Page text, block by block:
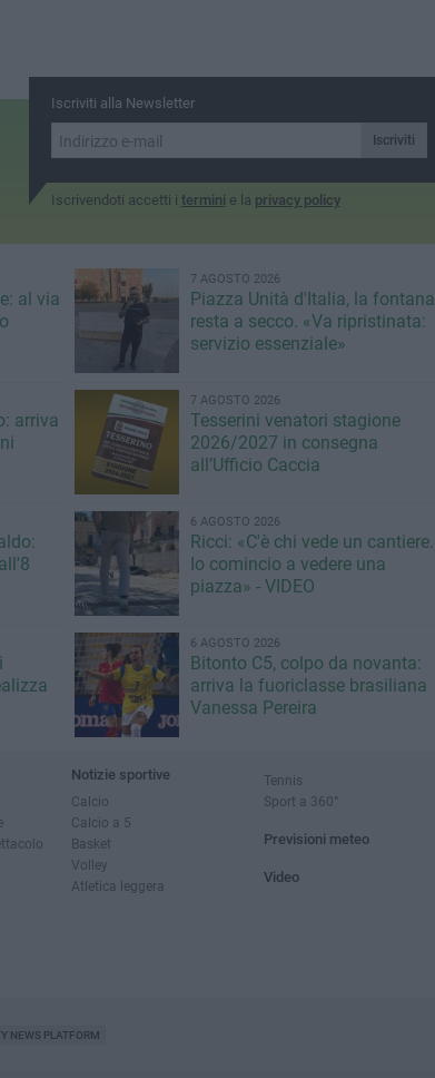
Iscriviti alla Newsletter
Iscriviti
Iscrivendoti accetti i termini e la privacy policy
al via
7 AGOSTO 2026
Piazza Unità d'Italia, la fontana
resta a secco. «Va ripristinata:
servizio essenziale»
arriva
7 AGOSTO 2026
Tesserini venatori stagione
2026/2027 in consegna
all’Ufficio Caccia
6 AGOSTO 2026
Ricci: «C'è chi vede un cantiere.
Io comincio a vedere una
piazza» - VIDEO
6 AGOSTO 2026
Bitonto C5, colpo da novanta:
arriva la fuoriclasse brasiliana
Vanessa Pereira
Notizie sportive
Calcio
Calcio a 5
Basket
Volley
Atletica leggera
Tennis
Sport a 360°
Previsioni meteo
Video
NEWS PLATFORM